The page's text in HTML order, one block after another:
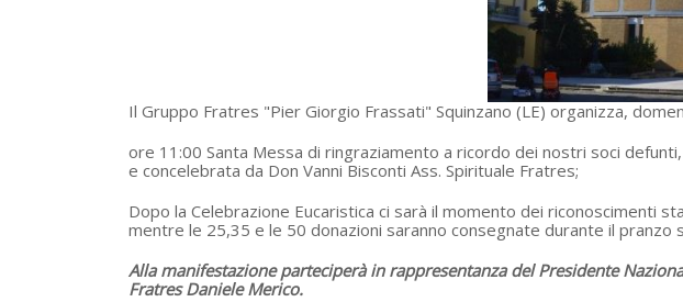
Il Gruppo Fratres "Pier Giorgio Frassati" Squinzano (LE) organizza,
ore 11:00 Santa Messa di ringraziamento a ricordo dei nostri soci
e concelebrata da Don Vanni Bisconti Ass. Spirituale Fratres;
Dopo la Celebrazione Eucaristica ci sarà il momento dei riconoscimenti
mentre le 25,35 e le 50 donazioni saranno consegnate durante il
Alla manifestazione parteciperà in rappresentanza del Presidente
Fratres Daniele Merico.